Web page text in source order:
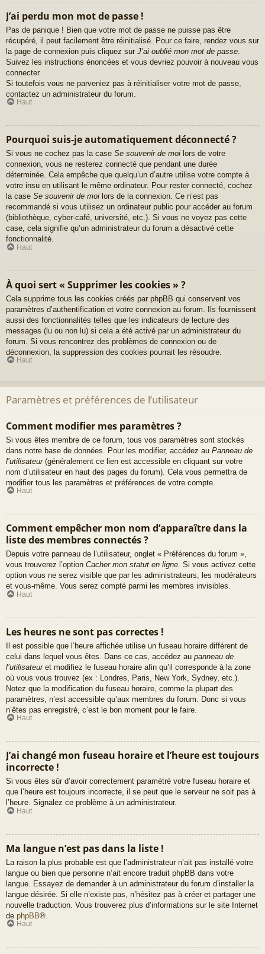
J’ai perdu mon mot de passe !
Pas de panique ! Bien que votre mot de passe ne puisse pas être
récupéré, il peut facilement être réinitialisé. Pour ce faire, rendez vous sur
la page de connexion puis cliquez sur J’ai oublié mon mot de passe
Suivez les instructions énoncées et vous devriez pouvoir à nouveau vous
connecter.
Si toutefois vous ne parveniez pas à réinitialiser votre mot de passe,
contactez un administrateur du forum.
Haut
Pourquoi suis-je automatiquement déconnecté ?
Si vous ne cochez pas la case Se souvenir de moi lors de votre
connexion, vous ne resterez connecté que pendant une durée
déterminée. Cela empêche que quelqu’un d’autre utilise votre compte à
votre insu en utilisant le même ordinateur. Pour rester connecté, cochez
la case Se souvenir de moi lors de la connexion. Ce n’est pas
recommandé si vous utilisez un ordinateur public pour accéder au forum
(bibliothèque, cyber-café, université, etc.). Si vous ne voyez pas cette
case, cela signifie qu’un administrateur du forum a désactivé cette
fonctionnalité.
Haut
À quoi sert « Supprimer les cookies » ?
Cela supprime tous les cookies créés par phpBB qui conservent vos
paramètres d’authentification et votre connexion au forum. Ils fournissent
aussi des fonctionnalités telles que les indicateurs de lecture des
messages (lu ou non lu) si cela a été activé par un administrateur du
forum. Si vous rencontrez des problèmes de connexion ou de
déconnexion, la suppression des cookies pourrait les résoudre.
Haut
Paramètres et préférences de l’utilisateur
Comment modifier mes paramètres ?
Si vous êtes membre de ce forum, tous vos paramètres sont stockés
dans notre base de données. Pour les modifier, accédez au Panneau de
l’utilisateur(généralement ce lien est accessible en cliquant sur votre
nom d’utilisateur en haut des pages du forum). Cela vous permettra de
modifier tous les paramètres et préférences de votre compte.
Haut
Comment empêcher mon nom d’apparaître dans la
liste des membres connectés ?
Depuis votre panneau de l’utilisateur, onglet « Préférences du forum »,
vous trouverez l’option Cacher mon statut en ligne. Si vous activez cette
option vous ne serez visible que par les administrateurs, les modérateurs
et vous-même. Vous serez compté parmi les membres invisibles.
Haut
Les heures ne sont pas correctes !
Il est possible que l’heure affichée utilise un fuseau horaire différent de
celui dans lequel vous êtes. Dans ce cas, accédez au panneau de
l’utilisateuret modifiez le fuseau horaire afin qu’il corresponde à la zone
où vous vous trouvez (ex : Londres, Paris, New York, Sydney, etc.).
Notez que la modification du fuseau horaire, comme la plupart des
paramètres, n’est accessible qu’aux membres du forum. Donc si vous
n’êtes pas enregistré, c’est le bon moment pour le faire.
Haut
J’ai changé mon fuseau horaire et l’heure est toujours
incorrecte !
Si vous êtes sûr d’avoir correctement paramétré votre fuseau horaire et
que l’heure est toujours incorrecte, il se peut que le serveur ne soit pas à
l’heure. Signalez ce problème à un administrateur.
Haut
Ma langue n’est pas dans la liste !
La raison la plus probable est que l’administrateur n’ait pas installé votre
langue ou bien que personne n’ait encore traduit phpBB dans votre
langue. Essayez de demander à un administrateur du forum d’installer la
langue désirée. Si elle n’existe pas, n’hésitez pas à créer et partager une
nouvelle traduction. Vous trouverez plus d’informations sur le site Internet
de phpBB®.
Haut